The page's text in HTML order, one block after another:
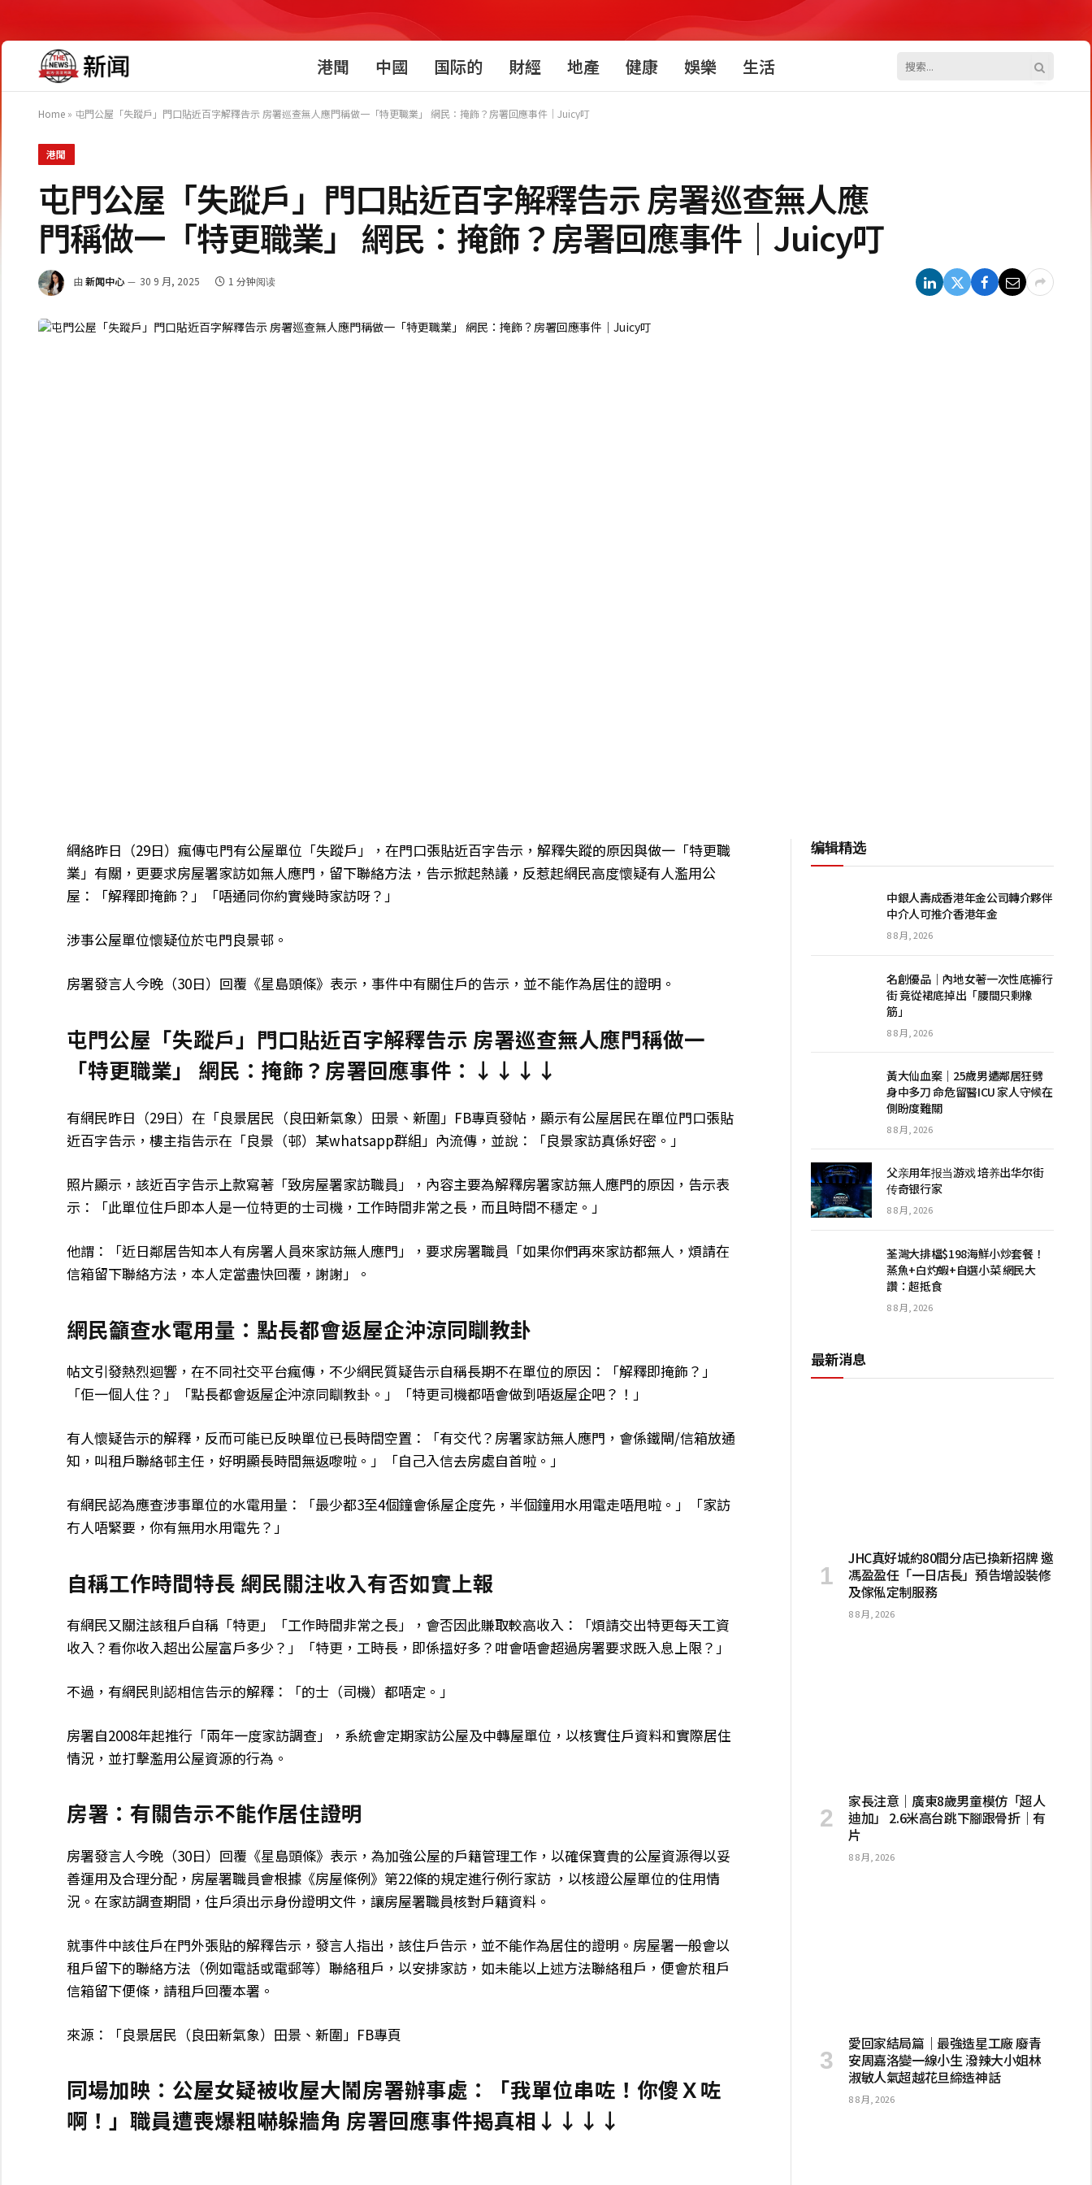
港聞 中國 国际的 財經 地產 健康 娛樂 生活
Home » 屯門公屋「失蹤戶」門口貼近百字解釋告示 房署巡查無人應門稱做一「特更職業」 網民：掩飾？房署回應事件｜Juicy叮
港聞
屯門公屋「失蹤戶」門口貼近百字解釋告示 房署巡查無人應
門稱做一「特更職業」 網民：掩飾？房署回應事件｜Juicy叮
由 新闻中心 30 9 月, 2025 1 分钟阅读
網絡昨日（29日）瘋傳屯門有公屋單位「失蹤戶」，在門口張貼近百字告示，解釋失蹤的原因與做一「特更職
業」有關，更要求房屋署家訪如無人應門，留下聯絡方法，告示掀起熱議，反惹起網民高度懷疑有人濫用公
屋：「解釋即掩飾？」「唔通同你約實幾時家訪呀？」
涉事公屋單位懷疑位於屯門良景邨。
房署發言人今晚（30日）回覆《星島頭條》表示，事件中有關住戶的告示，並不能作為居住的證明。
屯門公屋「失蹤戶」門口貼近百字解釋告示 房署巡查無人應門稱做一
「特更職業」 網民：掩飾？房署回應事件：↓↓↓↓
有網民昨日（29日）在「良景居民（良田新氣象）田景、新圍」FB專頁發帖，顯示有公屋居民在單位門口張貼
近百字告示，樓主指告示在「良景（邨）某whatsapp群組」內流傳，並說：「良景家訪真係好密。」
照片顯示，該近百字告示上款寫著「致房屋署家訪職員」，內容主要為解釋房署家訪無人應門的原因，告示表
示：「此單位住戶即本人是一位特更的士司機，工作時間非常之長，而且時間不穩定。」
他謂：「近日鄰居告知本人有房署人員來家訪無人應門」，要求房署職員「如果你們再來家訪都無人，煩請在
信箱留下聯絡方法，本人定當盡快回覆，謝謝」。
網民籲查水電用量：點長都會返屋企沖涼同瞓教卦
帖文引發熱烈迴響，在不同社交平台瘋傳，不少網民質疑告示自稱長期不在單位的原因：「解釋即掩飾？」
「佢一個人住？」「點長都會返屋企沖涼同瞓教卦。」「特更司機都唔會做到唔返屋企吧？！」
有人懷疑告示的解釋，反而可能已反映單位已長時間空置：「有交代？房署家訪無人應門，會係鐵閘/信箱放通
知，叫租戶聯絡邨主任，好明顯長時間無返嚟啦。」「自己入信去房處自首啦。」
有網民認為應查涉事單位的水電用量：「最少都3至4個鐘會係屋企度先，半個鐘用水用電走唔甩啦。」「家訪
冇人唔緊要，你有無用水用電先？」
自稱工作時間特長 網民關注收入有否如實上報
有網民又關注該租戶自稱「特更」「工作時間非常之長」，會否因此賺取較高收入：「煩請交出特更每天工資
收入？看你收入超出公屋富戶多少？」「特更，工時長，即係搵好多？咁會唔會超過房署要求既入息上限？」
不過，有網民則認相信告示的解釋：「的士（司機）都唔定。」
房署自2008年起推行「兩年一度家訪調查」，系統會定期家訪公屋及中轉屋單位，以核實住戶資料和實際居住
情況，並打擊濫用公屋資源的行為。
房署：有關告示不能作居住證明
房署發言人今晚（30日）回覆《星島頭條》表示，為加強公屋的戶籍管理工作，以確保寶貴的公屋資源得以妥
善運用及合理分配，房屋署職員會根據《房屋條例》第22條的規定進行例行家訪 ，以核證公屋單位的住用情
況。在家訪調查期間，住戶須出示身份證明文件，讓房屋署職員核對戶籍資料。
就事件中該住戶在門外張貼的解釋告示，發言人指出，該住戶告示，並不能作為居住的證明。房屋署一般會以
租戶留下的聯絡方法（例如電話或電郵等）聯絡租戶，以安排家訪，如未能以上述方法聯絡租戶，便會於租戶
信箱留下便條，請租戶回覆本署。
來源：「良景居民（良田新氣象）田景、新圍」FB專頁
同場加映：公屋女疑被收屋大鬧房署辦事處：「我單位串咗！你傻Ｘ咗
啊！」職員遭喪爆粗嚇躲牆角 房署回應事件揭真相↓↓↓↓
编辑精选
中銀人壽成香港年金公司轉介夥伴
中介人可推介香港年金
8 8 月, 2026
名創優品｜內地女著一次性底褲行
街 竟從裙底掉出「腰間只剩橡
筋」
8 8 月, 2026
黃大仙血案｜25歲男遭鄰居狂劈
身中多刀 命危留醫ICU 家人守候在
側盼度難關
8 8 月, 2026
父亲用年报当游戏 培养出华尔街
传奇银行家
8 8 月, 2026
荃灣大排檔$198海鮮小炒套餐！
蒸魚+白灼蝦+自選小菜 網民大
讚：超抵食
8 8 月, 2026
最新消息
JHC真好城約80間分店已換新招牌 邀
馮盈盈任「一日店長」預告增設裝修
及傢俬定制服務
8 8 月, 2026
家長注意｜廣東8歲男童模仿「超人
迪加」 2.6米高台跳下腳跟骨折｜有
片
8 8 月, 2026
愛回家結局篇｜最強造星工廠 廢青
安周嘉洛變一線小生 潑辣大小姐林
淑敏人氣超越花旦締造神話
8 8 月, 2026